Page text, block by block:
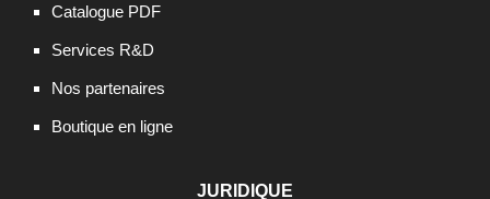
Catalogue PDF
Services R&D
Nos partenaires
Boutique en ligne
JURIDIQUE